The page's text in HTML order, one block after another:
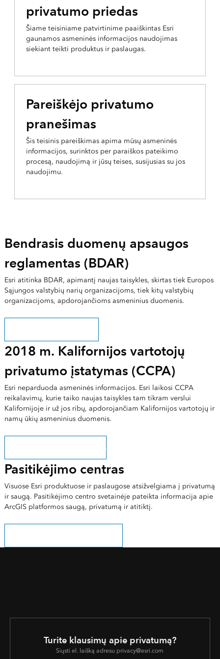
privatumo priedas
Šiame teisiniame patvirtinime paaiškintas Esri
gaunamos asmeninės informacijos naudojimas
siekiant teikti produktus ir paslaugas.
Pareiškėjo privatumo
pranešimas
Šis teisinis pareiškimas apima mūsų asmeninės
informacijos, surinktos per paraiškos pateikimo
procesą, naudojimą ir jūsų teises, susijusias su jos
naudojimu.
Bendrasis duomenų apsaugos
reglamentas (BDAR)
Esri atitinka BDAR, apimantį naujas taisykles, skirtas tiek Europos
Sąjungos valstybių narių organizacijoms, tiek kitų valstybių
organizacijoms, apdorojančioms asmeninius duomenis.
2018 m. Kalifornijos vartotojų
privatumo įstatymas (CCPA)
Esri neparduoda asmeninės informacijos. Esri laikosi CCPA
reikalavimų, kurie taiko naujas taisykles tam tikram verslui
Kalifornijoje ir už jos ribų, apdorojančiam Kalifornijos vartotojų ir
namų ūkių asmeninius duomenis.
Sužinokite, kaip laikomės CCPA
Pasitikėjimo centras
Visuose Esri produktuose ir paslaugose atsižvelgiama į privatumą
ir saugą. Pasitikėjimo centro svetainėje pateikta informacija apie
ArcGIS platformos saugą, privatumą ir atitiktį.
Turite klausimų apie privatumą?
Siųsti el. laišką adresu privacy@esri.com